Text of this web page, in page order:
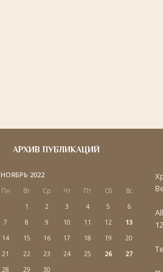
АРХИВ ПУБЛИКАЦИЙ
НОЯБРЬ 2022
Пн
Вт Ср Чт Пт Сб
Вс
1
2 3 4 5
6
7
8 9 10 11 12
13
14
15 16 17 18 19
20
21
22 23 24 25 26
27
28
29 30